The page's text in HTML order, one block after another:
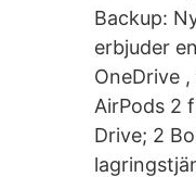
Backup:
erbjuder
OneDrive
AirPods 2
Drive; 2